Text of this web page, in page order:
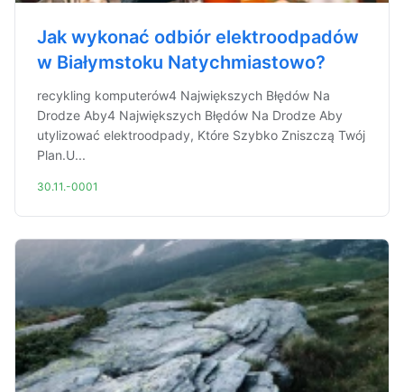
Jak wykonać odbiór elektroodpadów
w Białymstoku Natychmiastowo?
recykling komputerów4 Największych Błędów Na
Drodze Aby4 Największych Błędów Na Drodze Aby
utylizować elektroodpady, Które Szybko Zniszczą Twój
Plan.U...
30.11.-0001